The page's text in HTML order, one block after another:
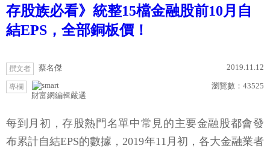
存股族必看》統整15檔金融股前10月自
結EPS，全部銅板價！
撰文者 蔡名傑 2019.11.12
專欄
財富網編輯嚴選
瀏覽數： 43525
每到月初，存股熱門名單中常見的主要金融股都會發
布累計自結EPS的數據，2019年11月初，各大金融業者